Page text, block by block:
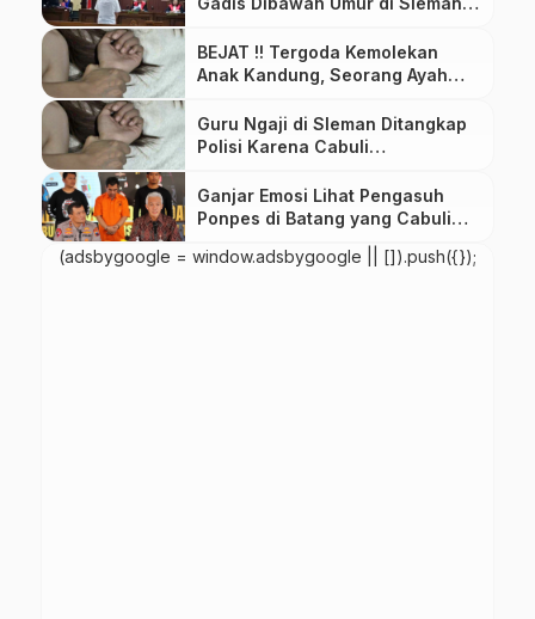
BEJAT !! Tergoda Kemolekan
Anak Kandung, Seorang Ayah
Guru Ngaji di Sleman Ditangkap
Polisi Karena Cabuli
Ganjar Emosi Lihat Pengasuh
Ponpes di Batang yang Cabuli
(adsbygoogle = window.adsbygoogle || []).push({});